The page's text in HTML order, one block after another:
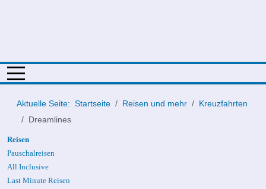
Mobile Menu Toggle
Aktuelle Seite: Startseite Reisen und mehr
Kreuzfahrten
Dreamlines
Reisen
Pauschalreisen
All Inclusive
Last Minute Reisen